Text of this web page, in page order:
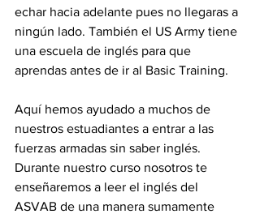
echar hacia adelante pues no llegaras a
ningún lado. También el US Army tiene
una escuela de inglés para que
aprendas antes de ir al Basic Training.
Aquí hemos ayudado a muchos de
nuestros estuadiantes a entrar a las
fuerzas armadas sin saber inglés.
Durante nuestro curso nosotros te
enseñaremos a leer el inglés del
ASVAB de una manera sumamente